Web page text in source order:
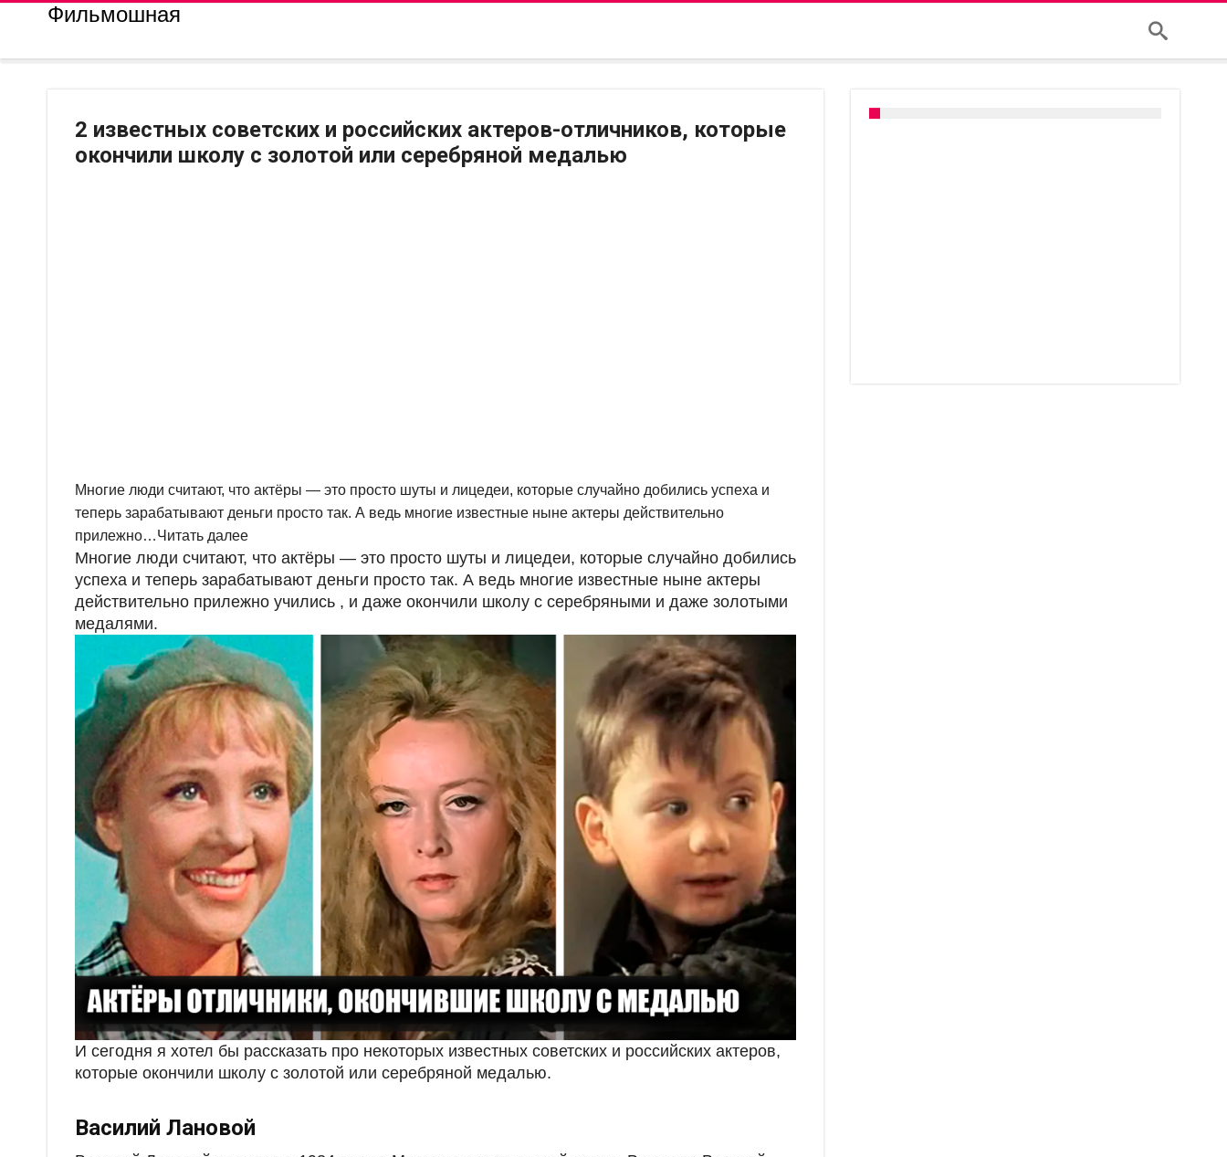
Фильмошная
2 известных советских и российских актеров-отличников, которые
окончили школу с золотой или серебряной медалью
Многие люди считают, что актёры — это просто шуты и лицедеи, которые случайно добились успеха и
теперь зарабатывают деньги просто так. А ведь многие известные ныне актеры действительно
прилежно…Читать далее
Многие люди считают, что актёры — это просто шуты и лицедеи, которые случайно добились
успеха и теперь зарабатывают деньги просто так. А ведь многие известные ныне актеры
действительно прилежно учились , и даже окончили школу с серебряными и даже золотыми
медалями.
И сегодня я хотел бы рассказать про некоторых известных советских и российских актеров,
которые окончили школу с золотой или серебряной медалью.
Василий Лановой